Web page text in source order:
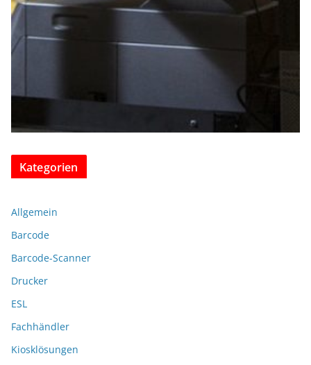
Kategorien
Allgemein
Barcode
Barcode-Scanner
Drucker
ESL
Fachhändler
Kiosklösungen